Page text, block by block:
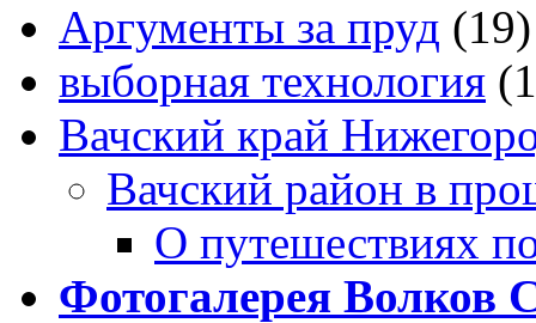
Аргументы за пруд (19)
выборная технология
Вачский край
Вачский район в
О путешествиях
Фотогалерея Волков